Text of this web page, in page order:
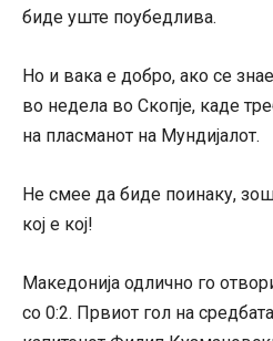
биде уште поубедлива.
Но и вака е добро, ако се
во недела во Скопје, каде
на пласманот на Мундијалот.
Не смее да биде поинаку,
кој е кој!
Македонија одлично го
со 0:2. Првиот гол на